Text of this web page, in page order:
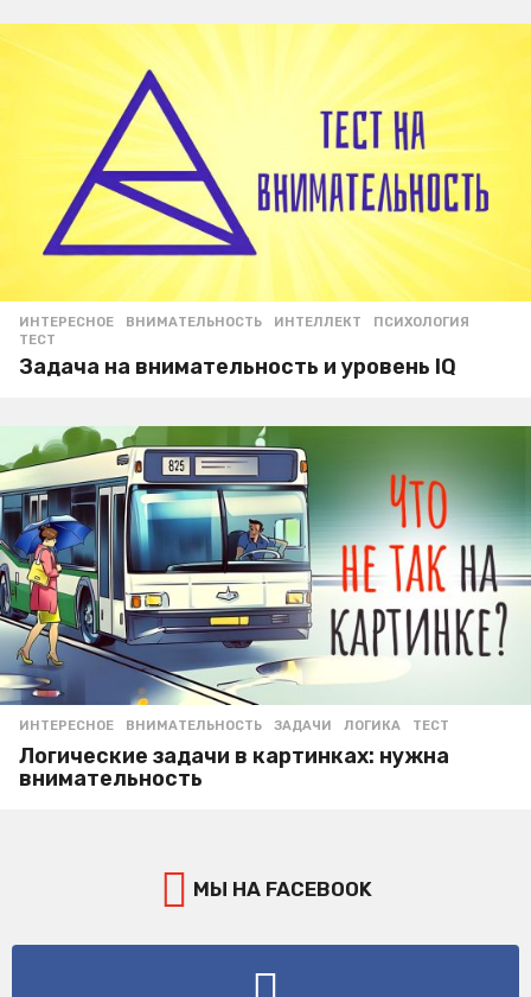
ИНТЕРЕСНОЕ ВНИМАТЕЛЬНОСТЬ ,ИНТЕЛЛЕКТ ,ПСИХОЛОГИЯ
ТЕСТ
Задача на внимательность и уровень IQ
ИНТЕРЕСНОЕ ВНИМАТЕЛЬНОСТЬ ,ЗАДАЧИ ,ЛОГИКА ,ТЕСТ
Логические задачи в картинках: нужна
внимательность
МЫ НА FACEBOOK